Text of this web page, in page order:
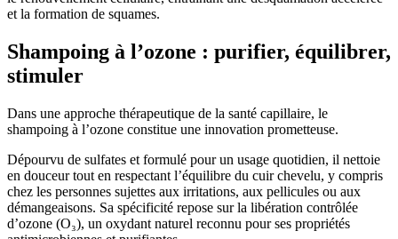
et la formation de squames.
Shampoing à l’ozone : purifier, équilibrer,
stimuler
Dans une approche thérapeutique de la santé capillaire, le
shampoing à l’ozone constitue une innovation prometteuse.
Dépourvu de sulfates et formulé pour un usage quotidien, il nettoie
en douceur tout en respectant l’équilibre du cuir chevelu, y compris
chez les personnes sujettes aux irritations, aux pellicules ou aux
démangeaisons. Sa spécificité repose sur la libération contrôlée
d’ozone (O₃), un oxydant naturel reconnu pour ses propriétés